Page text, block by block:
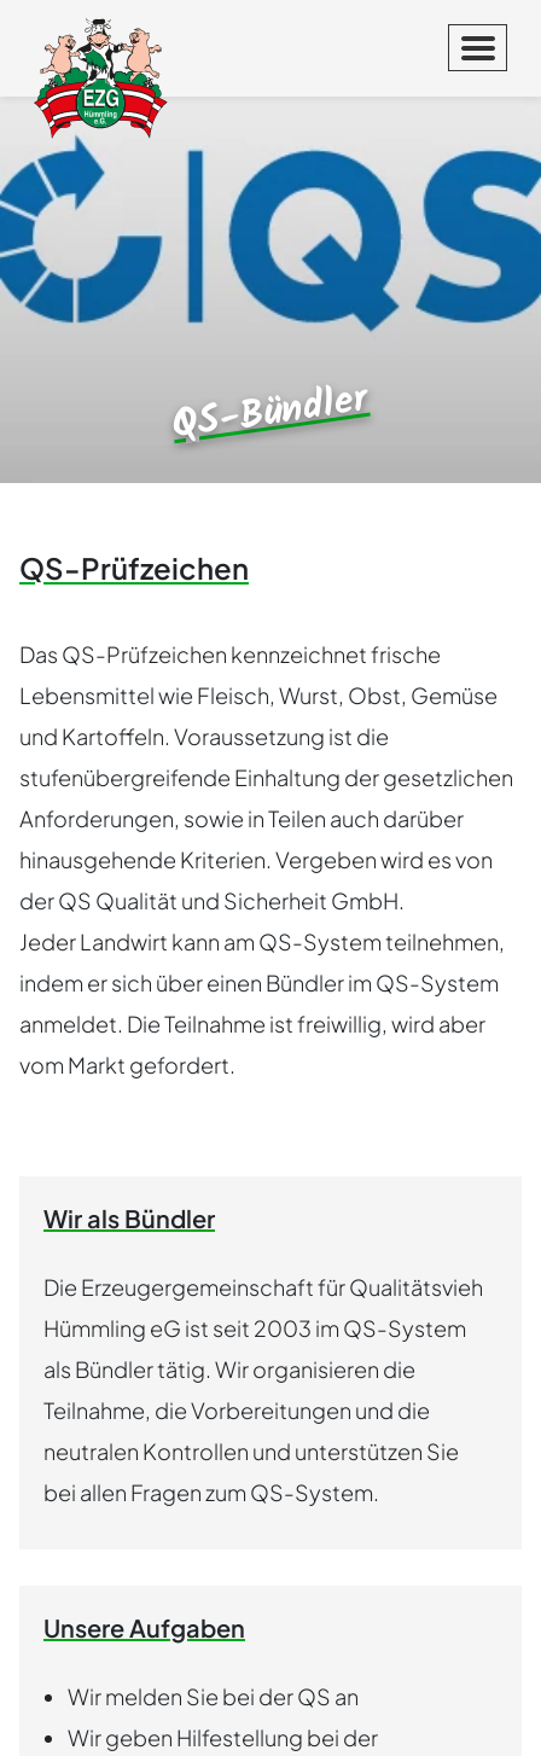
QS-Bündler
QS-Prüfzeichen
Das QS-Prüfzeichen kennzeichnet frische
Lebensmittel wie Fleisch, Wurst, Obst, Gemüse
und Kartoffeln. Voraussetzung ist die
stufenübergreifende Einhaltung der gesetzlichen
Anforderungen, sowie in Teilen auch darüber
hinausgehende Kriterien. Vergeben wird es von
der QS Qualität und Sicherheit GmbH.
Jeder Landwirt kann am QS-System teilnehmen,
indem er sich über einen Bündler im QS-System
anmeldet. Die Teilnahme ist freiwillig, wird aber
vom Markt gefordert.
Wir als Bündler
Die Erzeugergemeinschaft für Qualitätsvieh
Hümmling eG ist seit 2003 im QS-System
als Bündler tätig. Wir organisieren die
Teilnahme, die Vorbereitungen und die
neutralen Kontrollen und unterstützen Sie
bei allen Fragen zum QS-System.
Unsere Aufgaben
Wir melden Sie bei der QS an
Wir geben Hilfestellung bei der